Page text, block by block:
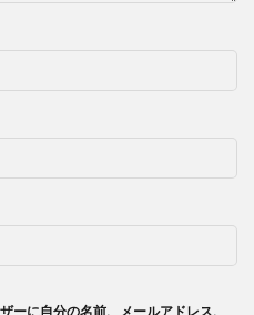
ーに自分の名前、メールアドレス、